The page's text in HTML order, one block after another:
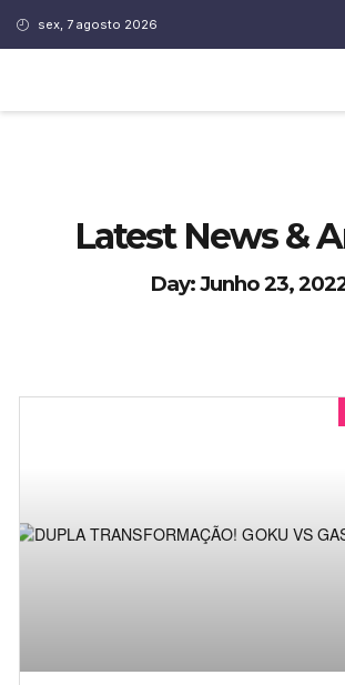
sex, 7 agosto 2026
Latest News &
Day: Junho 23,